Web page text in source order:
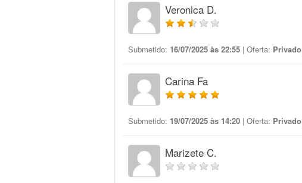
Veronica D.
Submetido: 16/07/2025 às 22:55 | Oferta: Privado
Carina Fa
Submetido: 19/07/2025 às 14:20 | Oferta: Privado
Marizete C.